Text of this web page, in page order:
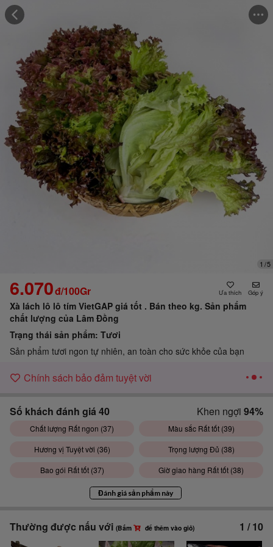
1 /5
Những người đã mua cảm thấy
"Hương vị tuyệt vời"
6.070đ/100Gr Góp ý
Xà lách lô lô tím VietGAP giá tốt . Bán theo kg. Sản phẩm
chất lượng của Lâm Đồng
Trạng thái sản phẩm: Tươi
Sản phẩm tươi ngon tự nhiên, an toàn cho sức khỏe của bạn
Chính sách bảo đảm tuyệt vời
Số khách đánh giá 40 Khen ngợi 94%
Chất lượng Rất ngon (37) Màu sắc Rất tốt (39)
Hương vị Tuyệt vời (36) Trọng lượng Đủ (38)
Bao gói Rất tốt (37) Giờ giao hàng Rất tốt (38)
Đánh giá sản phẩm này
Thường được nấu với (Bấm để thêm vào giỏ) 1 /10